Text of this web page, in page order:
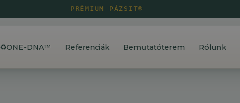
PRÉMIUM PÁZSIT®
♻️ONE-DNA™ Referenciák Bemutatóterem Rólunk